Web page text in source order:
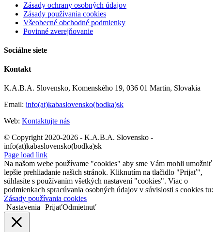
Zásady ochrany osobných údajov
Zásady používania cookies
Všeobecné obchodné podmienky
Povinné zverejňovanie
Sociálne siete
Kontakt
K.A.B.A. Slovensko, Komenského 19, 036 01 Martin, Slovakia
Email: info(at)kabaslovensko(bodka)sk
Web: Kontaktujte nás
© Copyright 2020-2026 - K.A.B.A. Slovensko -
info(at)kabaslovensko(bodka)sk
Page load link
Na našom webe používame "cookies" aby sme Vám mohli umožniť
lepšie prehliadanie našich stránok. Kliknutím na tlačidlo "Prijať",
súhlasíte s používaním všetkých nastavení "cookies". Viac o
podmienkach spracúvania osobných údajov v súvislosti s cookies tu:
Zásady používania cookies
Nastavenia PrijaťOdmietnuť